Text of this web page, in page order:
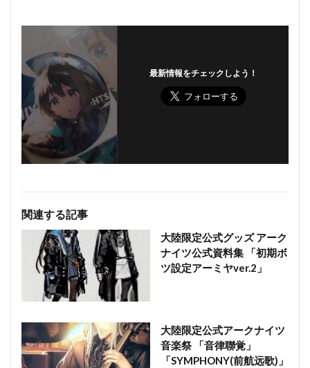
最新情報をチェックしよう！
関連する記事
大陸限定公式グッズ アーク
ナイツ公式資料集 「初期ボ
ツ設定アーミヤver.2」
大陸限定公式アークナイツ
音楽祭 「音律聯覚」
「SYMPHONY(前航远歌)」